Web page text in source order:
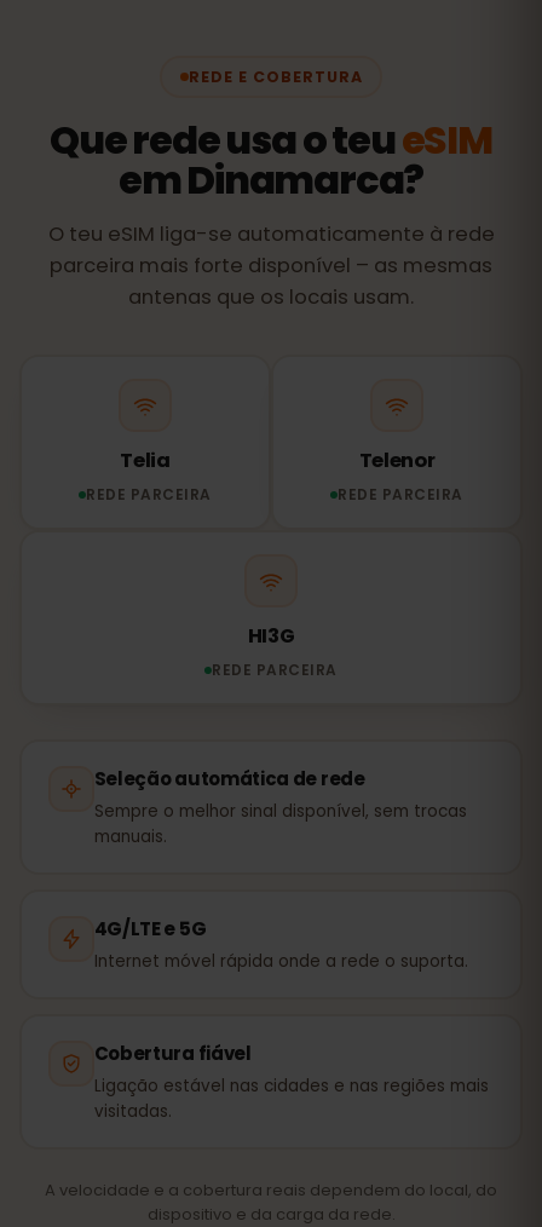
REDE E COBERTURA
Que rede usa o teueSIM
em Dinamarca?
O teu eSIM liga-se automaticamente à rede
parceira mais forte disponível – as mesmas
antenas que os locais usam.
Telia
REDE PARCEIRA
Telenor
REDE PARCEIRA
HI3G
REDE PARCEIRA
Seleção automática de rede
Sempre o melhor sinal disponível, sem trocas
manuais.
4G/LTE e 5G
Internet móvel rápida onde a rede o suporta.
Cobertura fiável
Ligação estável nas cidades e nas regiões mais
visitadas.
A velocidade e a cobertura reais dependem do local, do
dispositivo e da carga da rede.